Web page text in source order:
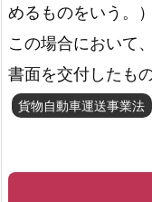
めるものをいう。
この場合において
書面を交付したも
貨物自動車運送事業法